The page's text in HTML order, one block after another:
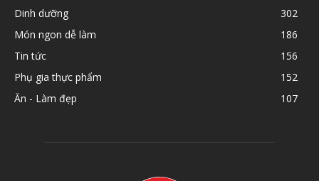
Dinh dưỡng
302
Món ngon dễ làm
186
Tin tức
156
Phụ gia thực phẩm
152
Ăn - Làm đẹp
107